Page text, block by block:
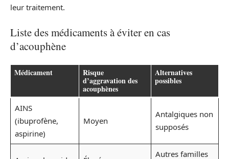
leur traitement.
Liste des médicaments à éviter en cas
d’acouphène
Médicament Risque
d’aggravation des
acouphènes
Alternatives
possibles
AINS
(ibuprofène,
aspirine)
Moyen
Antalgiques non
supposés
Autres familles